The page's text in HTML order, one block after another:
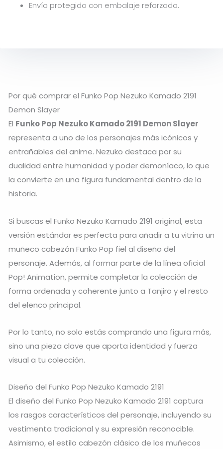
Envío protegido con embalaje reforzado.
Por qué comprar el Funko Pop Nezuko Kamado 2191
Demon Slayer
El Funko Pop Nezuko Kamado 2191 Demon Slayer
representa a uno de los personajes más icónicos y
entrañables del anime. Nezuko destaca por su
dualidad entre humanidad y poder demoníaco, lo que
la convierte en una figura fundamental dentro de la
historia.
Si buscas el Funko Nezuko Kamado 2191 original, esta
versión estándar es perfecta para añadir a tu vitrina un
muñeco cabezón Funko Pop fiel al diseño del
personaje. Además, al formar parte de la línea oficial
Pop! Animation, permite completar la colección de
forma ordenada y coherente junto a Tanjiro y el resto
del elenco principal.
Por lo tanto, no solo estás comprando una figura más,
sino una pieza clave que aporta identidad y fuerza
visual a tu colección.
Diseño del Funko Pop Nezuko Kamado 2191
El diseño del Funko Pop Nezuko Kamado 2191 captura
los rasgos característicos del personaje, incluyendo su
vestimenta tradicional y su expresión reconocible.
Asimismo, el estilo cabezón clásico de los muñecos